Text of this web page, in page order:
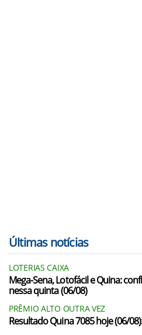
Últimas notícias
LOTERIAS CAIXA
Mega-Sena, Lotofácil e Quina:
nessa quinta (06/08)
PRÊMIO ALTO OUTRA VEZ
Resultado Quina 7085 hoje (06/